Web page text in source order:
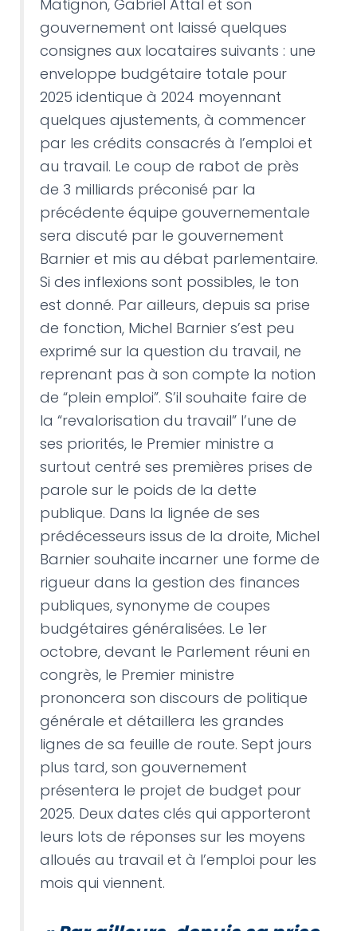
Matignon, Gabriel Attal et son
gouvernement ont laissé quelques
consignes aux locataires suivants : une
enveloppe budgétaire totale pour
2025 identique à 2024 moyennant
quelques ajustements, à commencer
par les crédits consacrés à l’emploi et
au travail. Le coup de rabot de près
de 3 milliards préconisé par la
précédente équipe gouvernementale
sera discuté par le gouvernement
Barnier et mis au débat parlementaire.
Si des inflexions sont possibles, le ton
est donné. Par ailleurs, depuis sa prise
de fonction, Michel Barnier s’est peu
exprimé sur la question du travail, ne
reprenant pas à son compte la notion
de “plein emploi”. S’il souhaite faire de
la “revalorisation du travail” l’une de
ses priorités, le Premier ministre a
surtout centré ses premières prises de
parole sur le poids de la dette
publique. Dans la lignée de ses
prédécesseurs issus de la droite, Michel
Barnier souhaite incarner une forme de
rigueur dans la gestion des finances
publiques, synonyme de coupes
budgétaires généralisées. Le 1er
octobre, devant le Parlement réuni en
congrès, le Premier ministre
prononcera son discours de politique
générale et détaillera les grandes
lignes de sa feuille de route. Sept jours
plus tard, son gouvernement
présentera le projet de budget pour
2025. Deux dates clés qui apporteront
leurs lots de réponses sur les moyens
alloués au travail et à l’emploi pour les
mois qui viennent.